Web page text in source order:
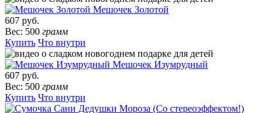
Мешочек Золотой
607 руб.
Вес: 500 грамм
Купить Что внутри
Мешочек Изумрудный
607 руб.
Вес: 500 грамм
Купить Что внутри